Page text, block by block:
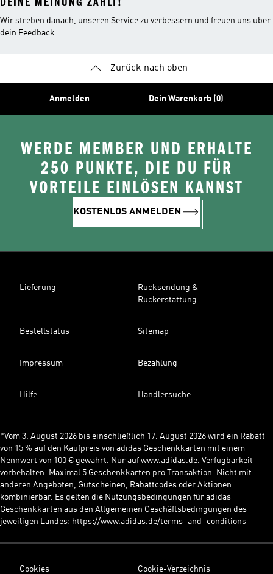
Wir streben danach, unseren Service zu verbessern und freuen uns über
dein Feedback.
Zurück nach oben
Anmelden Dein Warenkorb (0)
WERDE MEMBER UND ERHALTE
250 PUNKTE, DIE DU FÜR
VORTEILE EINLÖSEN KANNST
KOSTENLOS ANMELDEN
Lieferung
Rücksendung &
Rückerstattung
Bestellstatus Sitemap
Impressum Bezahlung
Hilfe Händlersuche
*Vom 3. August 2026 bis einschließlich 17. August 2026 wird ein Rabatt
von 15 % auf den Kaufpreis von adidas Geschenkkarten mit einem
Nennwert von 100 € gewährt. Nur auf www.adidas.de. Verfügbarkeit
vorbehalten. Maximal 5 Geschenkkarten pro Transaktion. Nicht mit
anderen Angeboten, Gutscheinen, Rabattcodes oder Aktionen
kombinierbar. Es gelten die Nutzungsbedingungen für adidas
Geschenkkarten aus den Allgemeinen Geschäftsbedingungen des
jeweiligen Landes: https://www.adidas.de/terms_and_conditions
Cookies Cookie-Verzeichnis